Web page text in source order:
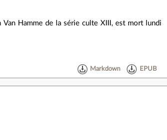
Hamme de la série culte XIII, est mort lundi
Markdown EPUB